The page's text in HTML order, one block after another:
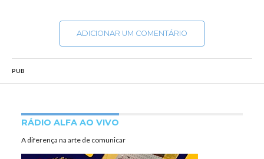
ADICIONAR UM COMENTÁRIO
PUB
RÁDIO ALFA AO VIVO
A diferença na arte de comunicar